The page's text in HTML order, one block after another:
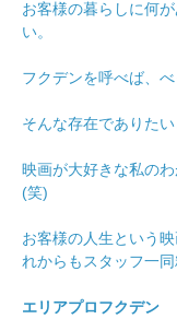
お客様の暮らしに何
い。
フクデンを呼べば、べ
そんな存在でありたい
映画が大好きな私の
(笑)
お客様の人生という
れからもスタッフ一同
エリアプロフクデン